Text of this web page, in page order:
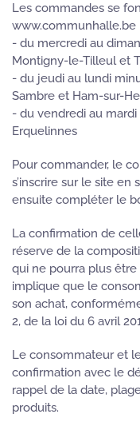
Les commandes se
www.communhalle.be :
- du mercredi au
Montigny-le-Tilleul et
- du jeudi au lundi
Sambre et Ham-sur-
- du vendredi au
Erquelinnes
Pour commander, le
s’inscrire sur le site en
ensuite compléter le
La confirmation de
réserve de la
qui ne pourra plus
implique que le
son achat,
2, de la loi du 6 avril
Le consommateur et
confirmation avec le
rappel de la date,
produits.